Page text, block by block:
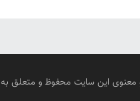
معنوی این سایت محفوظ و متعلق به